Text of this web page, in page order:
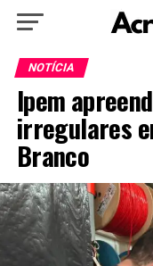
HOME
EDUCAÇÃO
NOTÍCIA
Ipem
irregulares
Branco